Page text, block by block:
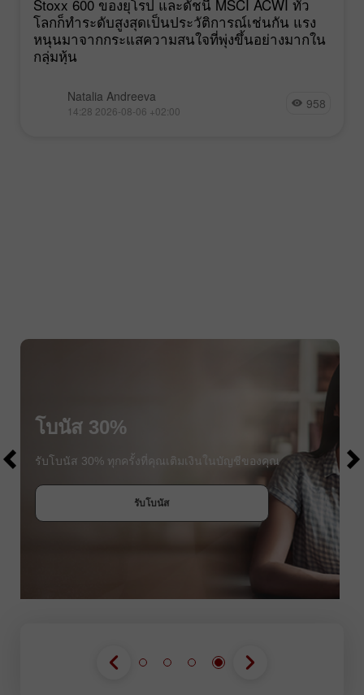
Stoxx 600 ของยุโรป และดัชนี MSCI ACWI ทั่ว
โลกก็ทำระดับสูงสุดเป็นประวัติการณ์เช่นกัน แรง
หนุนมาจากกระแสความสนใจที่พุ่งขึ้นอย่างมากใน
กลุ่มหุ้น
Natalia Andreeva
14:28 2026-08-06 +02:00 958
โบนัส 30%
รับโบนัส 30% ทุกครั้งที่คุณเติมเงินในบัญชีของคุณ
รับโบนัส